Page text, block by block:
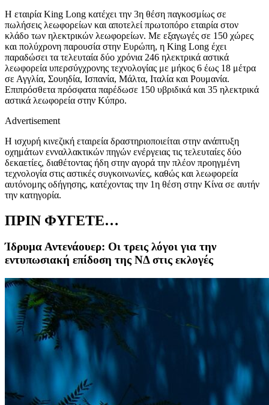
Η εταιρία King Long κατέχει την 3η θέση παγκοσμίως σε
πωλήσεις λεωφορείων και αποτελεί πρωτοπόρο εταιρία στον
κλάδο των ηλεκτρικών λεωφορείων. Με εξαγωγές σε 150 χώρες
και πολύχρονη παρουσία στην Ευρώπη, η King Long έχει
παραδώσει τα τελευταία δύο χρόνια 246 ηλεκτρικά αστικά
λεωφορεία υπερσύγχρονης τεχνολογίας με μήκος 6 έως 18 μέτρα
σε Αγγλία, Σουηδία, Ισπανία, Μάλτα, Ιταλία και Ρουμανία.
Επιπρόσθετα πρόσφατα παρέδωσε 150 υβριδικά και 35 ηλεκτρικά
αστικά λεωφορεία στην Κύπρο.
Advertisement
Η ισχυρή κινεζική εταιρεία δραστηριοποιείται στην ανάπτυξη
οχημάτων ενναλλακτικών πηγών ενέργειας τις τελευταίες δύο
δεκαετίες, διαθέτοντας ήδη στην αγορά την πλέον προηγμένη
τεχνολογία στις αστικές συγκοινωνίες, καθώς και λεωφορεία
αυτόνομης οδήγησης, κατέχοντας την 1η θέση στην Κίνα σε αυτήν
την κατηγορία.
ΠΡΙΝ ΦΥΓΕΤΕ…
Ίδρυμα Αντενάουερ: Οι τρεις λόγοι για την
εντυπωσιακή επίδοση της ΝΔ στις εκλογές